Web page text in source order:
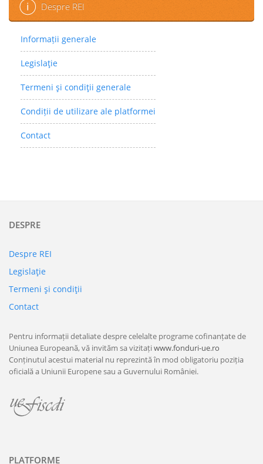
Despre REI
Informații generale
Legislaţie
Termeni şi condiţii generale
Condiții de utilizare ale platformei
Contact
DESPRE
Despre REI
Legislaţie
Termeni şi condiţii
Contact
Pentru informații detaliate despre celelalte programe cofinanțate de
Uniunea Europeană, vă invităm sa vizitațiwww.fonduri-ue.ro
Conținutul acestui material nu reprezintă în mod obligatoriu poziția
oficială a Uniunii Europene sau a Guvernului României.
PLATFORME